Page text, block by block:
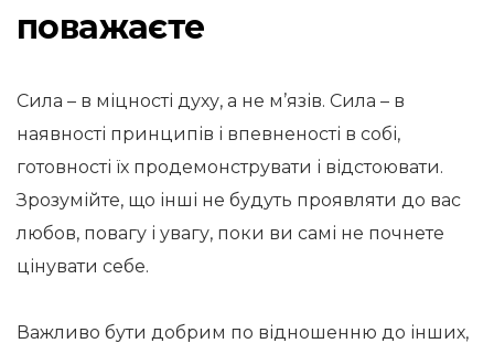
поважаєте
Сила – в міцності духу, а не м’язів. Сила – в
наявності принципів і впевненості в собі,
готовності їх продемонструвати і відстоювати.
Зрозумійте, що інші не будуть проявляти до вас
любов, повагу і увагу, поки ви самі не почнете
цінувати себе.
Важливо бути добрим по відношенню до інших,